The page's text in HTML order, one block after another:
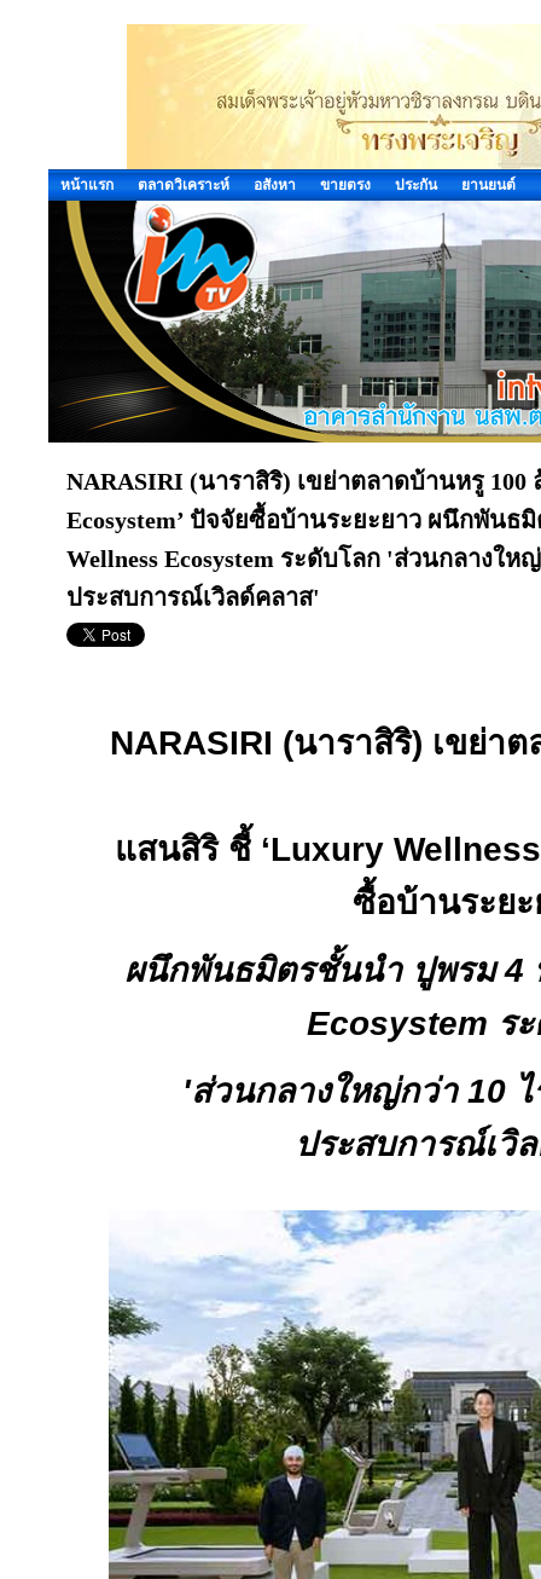
หน้าแรก ตลาดวิเคราะห์ อสังหา ขายตรง ประกัน ยานยนต์
NARASIRI (นาราสิริ) เขย่าตลาดบ้านหรู 100
Ecosystem’ ปัจจัยซื้อบ้านระยะยาว ผนึกพันธ
Wellness Ecosystem ระดับโลก 'ส่วนกลางให
ประสบการณ์เวิลด์คลาส'
NARASIRI (นาราสิริ) เขย่า
แสนสิริ ชี้ ‘Luxury
ซื้อบ้านระยะ
ผนึกพันธมิตรชั้นนำ ปูพรม4
Ecosystem ร
'ส่วนกลางใหญ่กว่า10
ประสบการณ์เวิ